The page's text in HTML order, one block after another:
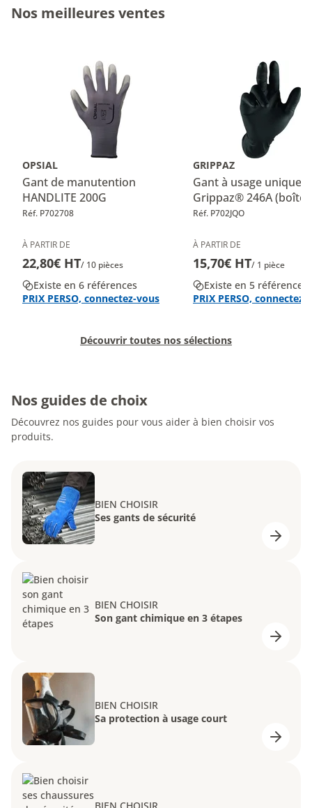
Nos meilleures ventes
OPSIAL
Gant de manutention
HANDLITE 200G
Réf. P702708
À PARTIR DE
22,80€ HT/ 10 pièces
Existe en 6 références
PRIX PERSO, connectez-vous
GRIPPAZ
Gant à usage unique
Grippaz® 246A (boîte
Réf. P702JQO
À PARTIR DE
15,70€ HT/ 1 pièce
Existe en 5 références
PRIX PERSO, connectez-
Découvrir toutes nos sélections
Nos guides de choix
Découvrez nos guides pour vous aider à bien choisir vos
produits.
BIEN CHOISIR
Ses gants de sécurité
BIEN CHOISIR
Son gant chimique en 3 étapes
BIEN CHOISIR
Sa protection à usage court